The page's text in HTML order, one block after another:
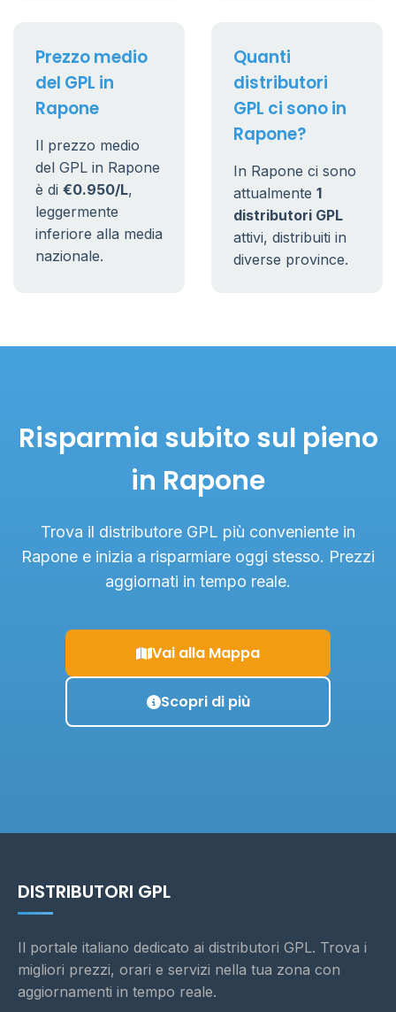
Prezzo medio
del GPL in
Rapone
Il prezzo medio
del GPL in Rapone
è di €0.950/L,
leggermente
inferiore alla media
nazionale.
Quanti
distributori
GPL ci sono in
Rapone?
In Rapone ci sono
attualmente 1
distributori GPL
attivi, distribuiti in
diverse province.
Risparmia subito sul pieno
in Rapone
Trova il distributore GPL più conveniente in
Rapone e inizia a risparmiare oggi stesso. Prezzi
aggiornati in tempo reale.
Vai alla Mappa
Scopri di più
DISTRIBUTORI GPL
Il portale italiano dedicato ai distributori GPL. Trova i
migliori prezzi, orari e servizi nella tua zona con
aggiornamenti in tempo reale.